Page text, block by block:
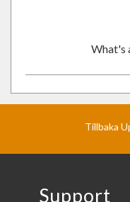
What's
Tillbaka
Support